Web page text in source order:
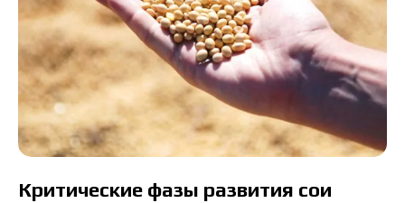
Критические фазы развития сои